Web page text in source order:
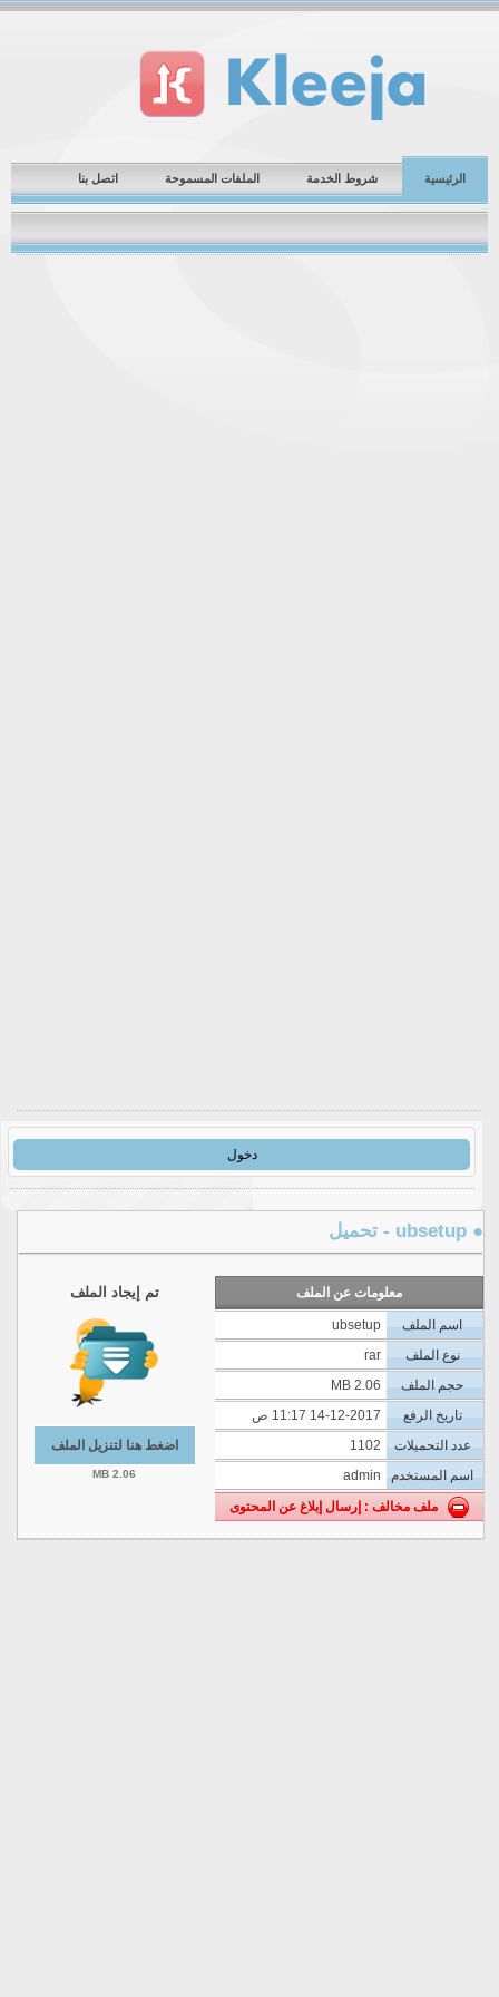
الرئيسية شروط الخدمة الملفات المسموحة اتصل بنا
دخول
● ubsetup - تحميل
معلومات عن الملف
اسم الملف
ubsetup
نوع الملف
rar
حجم الملف
2.06 MB
تاريخ الرفع
14-12-2017 11:17 ص
عدد التحميلات
1102
اسم المستخدم
admin
ملف مخالف : إرسال إبلاغ عن المحتوى
تم إيجاد الملف
اضغط هنا لتنزيل الملف
2.06 MB